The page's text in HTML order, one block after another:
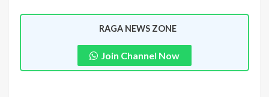
RAGA NEWS ZONE
Join Channel Now